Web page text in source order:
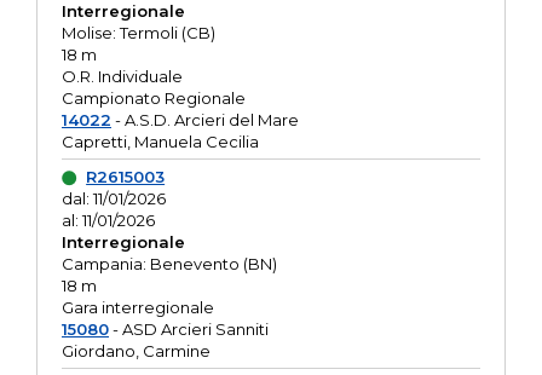
Interregionale
Molise: Termoli (CB)
18 m
O.R. Individuale
Campionato Regionale
14022 - A.S.D. Arcieri del Mare
Capretti, Manuela Cecilia
R2615003
dal: 11/01/2026
al: 11/01/2026
Interregionale
Campania: Benevento (BN)
18 m
Gara interregionale
15080- ASD Arcieri Sanniti
Giordano, Carmine